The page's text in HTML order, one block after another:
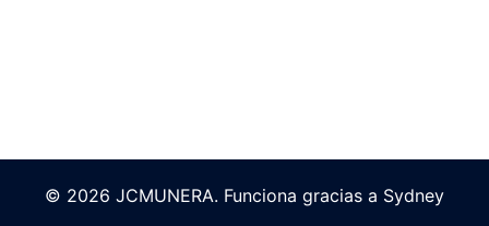
© 2026 JCMUNERA. Funciona gracias a Sydney